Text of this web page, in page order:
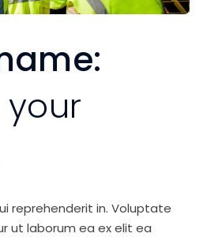
your
reprehenderit in. Voluptate
ut laborum ea ex elit ea